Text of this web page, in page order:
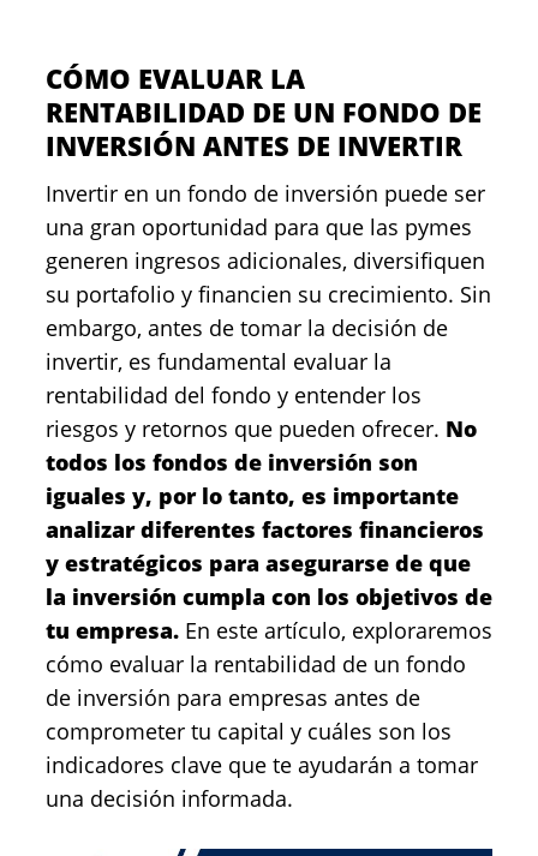
CÓMO EVALUAR LA
RENTABILIDAD DE UN FONDO DE
INVERSIÓN ANTES DE INVERTIR
Invertir en un fondo de inversión puede ser
una gran oportunidad para que las pymes
generen ingresos adicionales, diversifiquen
su portafolio y financien su crecimiento. Sin
embargo, antes de tomar la decisión de
invertir, es fundamental evaluar la
rentabilidad del fondo y entender los
riesgos y retornos que pueden ofrecer. No
todos los fondos de inversión son
iguales y, por lo tanto, es importante
analizar diferentes factores financieros
y estratégicos para asegurarse de que
la inversión cumpla con los objetivos de
tu empresa. En este artículo, exploraremos
cómo evaluar la rentabilidad de un fondo
de inversión para empresas antes de
comprometer tu capital y cuáles son los
indicadores clave que te ayudarán a tomar
una decisión informada.